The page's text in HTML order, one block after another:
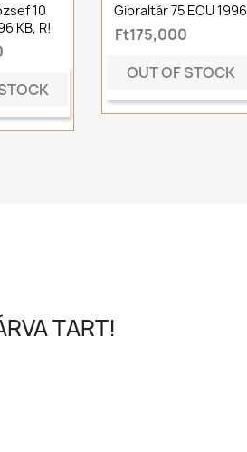
10
KB, R!
Gibraltár 75 ECU 1996
Ft175,000
OUT OF STOCK
TART!